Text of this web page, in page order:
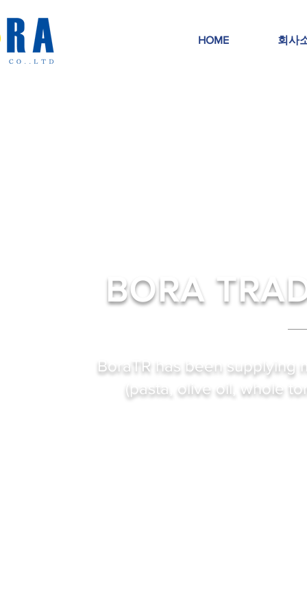
HOME 회사
BORA
BoraTR has been supplying
(pasta, olive oil, whole